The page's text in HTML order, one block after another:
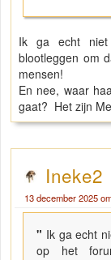
Ik ga echt
blootleggen om
mensen!
En nee, waar
gaat? Het zijn
Ineke2
13 december 2025
" Ik ga echt
op het